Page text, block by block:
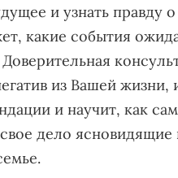
и узнать
какие события
из Вашей жизни,
и научит, как
дело ясновидящие